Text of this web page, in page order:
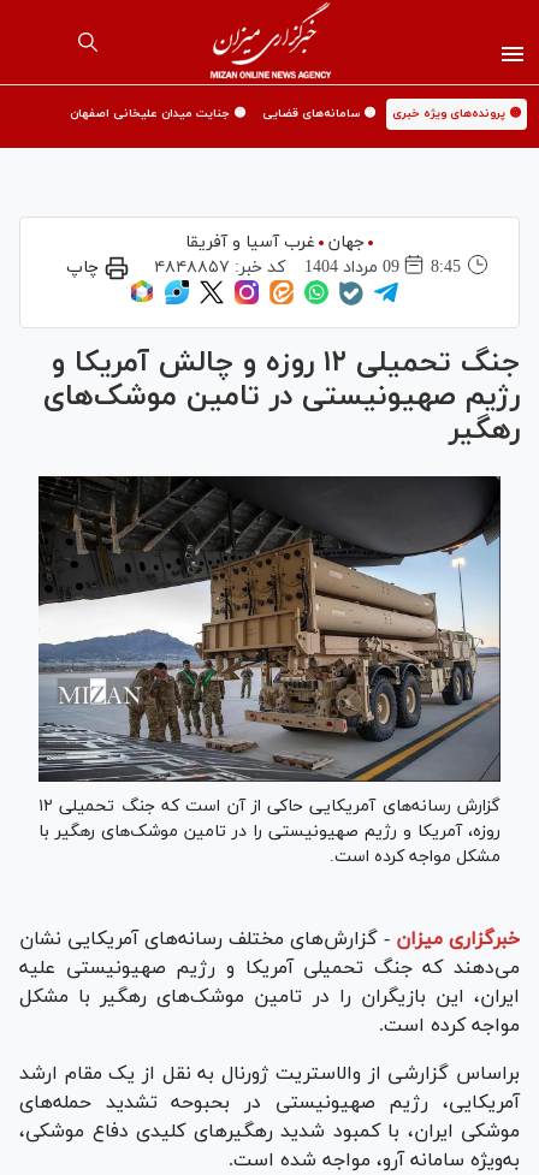
🟡 پرونده‌های ویژه خبری 🟡 سامانه‌های قضایی 🟡 جنایت میدان علیخانی اصفهان
جهان
غرب آسیا و آفریقا
8:45
09 مرداد 1404 کد خبر: ۴۸۴۸۸۵۷ چاپ
جنگ تحمیلی ۱۲ روزه و چالش آمریکا و
رژیم صهیونیستی در تامین موشک‌های
رهگیر
گزارش رسانه‌های آمریکایی حاکی از آن است که جنگ تحمیلی ۱۲
روزه، آمریکا و رژیم صهیونیستی را در تامین موشک‌های رهگیر با
مشکل مواجه کرده است.
خبرگزاری میزان - گزارش‌های مختلف رسانه‌های آمریکایی نشان
می‎‌‎دهند که جنگ تحمیلی آمریکا و رژیم صهیونیستی علیه
ایران، این بازیگران را در تامین موشک‌های رهگیر با مشکل
مواجه کرده است.
براساس گزارشی از وال‎استریت ژورنال به نقل از یک مقام ارشد
آمریکایی، رژیم صهیونیستی در بحبوحه تشدید حمله‌های
موشکی ایران، با کمبود شدید رهگیر‌های کلیدی دفاع موشکی،
به‌ویژه سامانه آرو، مواجه شده است.